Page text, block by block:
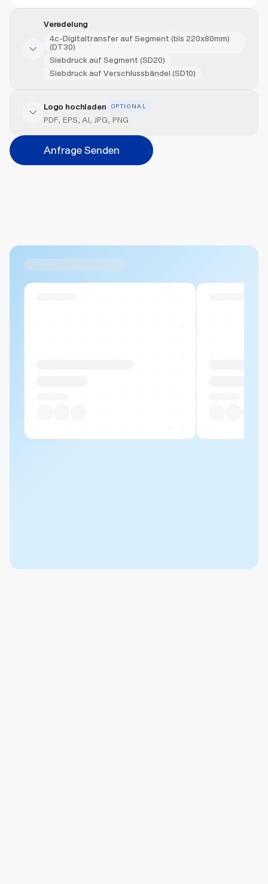
Veredelung
4c-Digitaltransfer auf Segment (bis 220x80mm)
(DT30)
Siebdruck auf Segment (SD20)
Siebdruck auf Verschlussbändel (SD10)
Veredelung hinzufügen
Veredelungsart
Logo hochladen OPTIONAL
PDF, EPS, AI, JPG, PNG
Anfrage Senden